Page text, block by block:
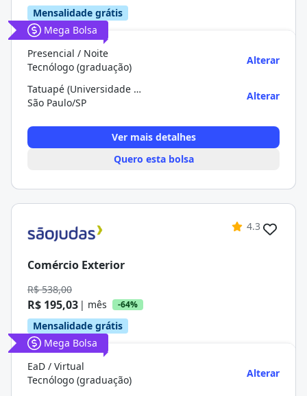
Mensalidade grátis
Mega Bolsa
Presencial / Noite
Tecnólogo (graduação)
Alterar
Tatuapé (Universidade De São Paulo)
São Paulo/SP
Alterar
Ver mais detalhes
Quero esta bolsa
4.3
Comércio Exterior
R$ 538,00
R$ 195,03 | mês -64%
Mensalidade grátis
Mega Bolsa
EaD / Virtual
Tecnólogo (graduação)
Alterar